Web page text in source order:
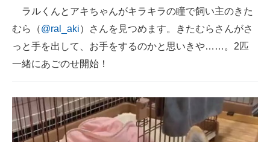
マーケ×ITの今がよく分かる
ITエンジニア向け専門サイト
企業向けIT製品の総合サイト
製造業のIT導入・活用を支援
ラルくんとアキちゃんがキラキラの瞳で飼い主のきた
むら（@ral_aki）さんを見つめます。きたむらさんがさ
っと手を出して、お手をするのかと思いきや……。2匹
一緒にあごのせ開始！